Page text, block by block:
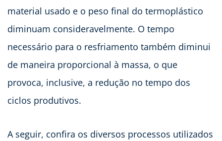
material usado e o peso final do termoplástico
diminuam consideravelmente. O tempo
necessário para o resfriamento também diminui
de maneira proporcional à massa, o que
provoca, inclusive, a redução no tempo dos
ciclos produtivos.
A seguir, confira os diversos processos utilizados